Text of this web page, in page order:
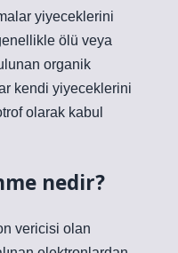
yiyeceklerini
ölü veya
organik
kendi yiyeceklerini
olarak kabul
nedir?
vericisi olan